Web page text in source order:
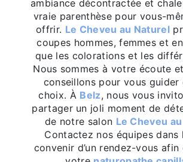
ambiance décontractée et
vraie parenthèse pour vous-
offrir. Le Cheveu au Naturel
coupes hommes, femmes et
que les colorations et les
Nous sommes à votre écoute
conseillons pour vous guider
choix. À Belz, nous vous
partager un joli moment de
de notre salon Le Cheveu
Contactez nos équipes dans
convenir d’un rendez-vous